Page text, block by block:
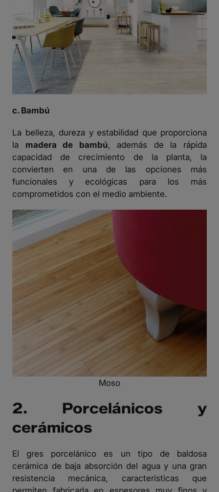
c. Bambú
La belleza, dureza y estabilidad que proporciona
la madera de bambú, además de la rápida
capacidad de crecimiento de la planta, la
convierten en una de las opciones más
funcionales y ecológicas para los más
comprometidos con el medio ambiente.
Moso
2. Porcelánicos y
cerámicos
El gres porcelánico es un tipo de baldosa
cerámica de baja absorción del agua y una gran
resistencia mecánica, características que